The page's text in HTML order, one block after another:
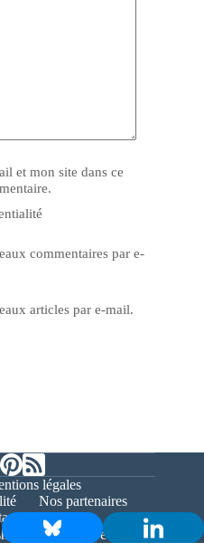
et mon site dans ce
commentaires par e-
articles par e-mail.
légales
Nos partenaires
Journal Web